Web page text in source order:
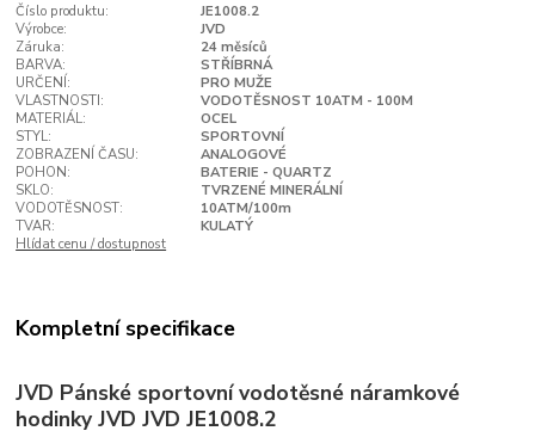
Číslo produktu:
JE1008.2
Výrobce:
JVD
Záruka:
24 měsíců
BARVA:
STŘÍBRNÁ
URČENÍ:
PRO MUŽE
VLASTNOSTI:
VODOTĚSNOST 10ATM - 100M
MATERIÁL:
OCEL
STYL:
SPORTOVNÍ
ZOBRAZENÍ ČASU:
ANALOGOVÉ
POHON:
BATERIE - QUARTZ
SKLO:
TVRZENÉ MINERÁLNÍ
VODOTĚSNOST:
10ATM/100m
TVAR:
KULATÝ
Hlídat cenu / dostupnost
Kompletní specifikace
JVD Pánské sportovní vodotěsné náramkové
hodinky JVD JVD JE1008.2